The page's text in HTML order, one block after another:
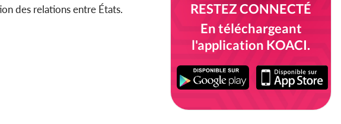
des relations entre États.
RESTEZ CONNECTÉ
En téléchargeant
l'application KOACI.